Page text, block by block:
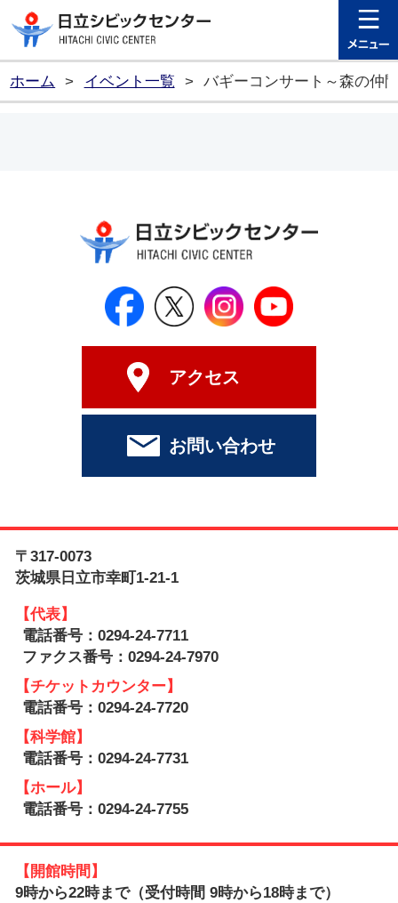
日立シビ
ホーム > イベント一覧 > バギーコンサート～森の仲
日立シビックセンター公式
日立シビックセンター
日立シビックセ
アクセス
お問い合わせ
〒317-0073
茨城県日立市幸町1-21-1
【代表】
電話番号：0294-24-7711
ファクス番号：0294-24-7970
【チケットカウンター】
電話番号：0294-24-7720
【科学館】
電話番号：0294-24-7731
【ホール】
電話番号：0294-24-7755
【開館時間】
9時から22時まで（受付時間 9時から18時まで）